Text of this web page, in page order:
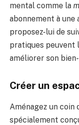
mental comme la
abonnement à
proposez-lui de
pratiques peuvent
améliorer son
Créer un
Aménagez un coin
spécialement